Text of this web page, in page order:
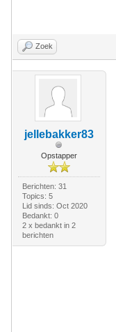
Zoek
jellebakker83
Opstapper
Berichten: 31
Topics: 5
Lid sinds: Oct 2020
Bedankt: 0
2 x bedankt in 2
berichten